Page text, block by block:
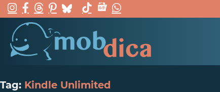
Tag: Kindle Unlimited